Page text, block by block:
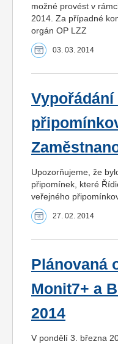
možné provést v
2014. Za případné
orgán OP LZZ
03. 03. 2014
Upozorňujeme, že
připomínek, které
veřejného
27. 02. 2014
Plánovaná
Monit7+ a
2014
V pondělí 3. března